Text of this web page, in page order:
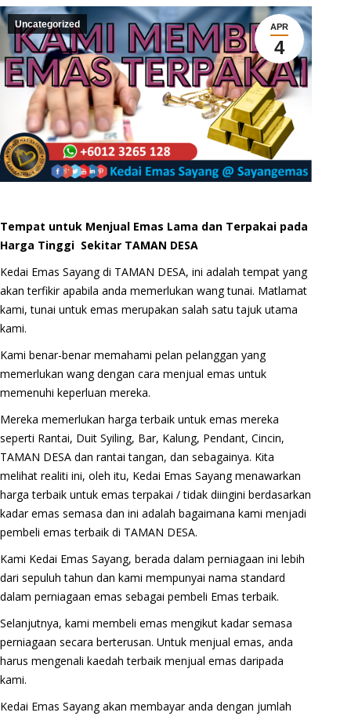
APR
4
Uncategorized
Tempat untuk Menjual Emas Lama dan Terpakai pada
Harga Tinggi Sekitar TAMAN DESA
Kedai Emas Sayang di TAMAN DESA, ini adalah tempat yang
akan terfikir apabila anda memerlukan wang tunai. Matlamat
kami, tunai untuk emas merupakan salah satu tajuk utama
kami.
Kami benar-benar memahami pelan pelanggan yang
memerlukan wang dengan cara menjual emas untuk
memenuhi keperluan mereka.
Mereka memerlukan harga terbaik untuk emas mereka
seperti Rantai, Duit Syiling, Bar, Kalung, Pendant, Cincin,
TAMAN DESA dan rantai tangan, dan sebagainya. Kita
melihat realiti ini, oleh itu, Kedai Emas Sayang menawarkan
harga terbaik untuk emas terpakai / tidak diingini berdasarkan
kadar emas semasa dan ini adalah bagaimana kami menjadi
pembeli emas terbaik di TAMAN DESA.
Kami Kedai Emas Sayang, berada dalam perniagaan ini lebih
dari sepuluh tahun dan kami mempunyai nama standard
dalam perniagaan emas sebagai pembeli Emas terbaik.
Selanjutnya, kami membeli emas mengikut kadar semasa
perniagaan secara berterusan. Untuk menjual emas, anda
harus mengenali kaedah terbaik menjual emas daripada
kami.
Kedai Emas Sayang akan membayar anda dengan jumlah